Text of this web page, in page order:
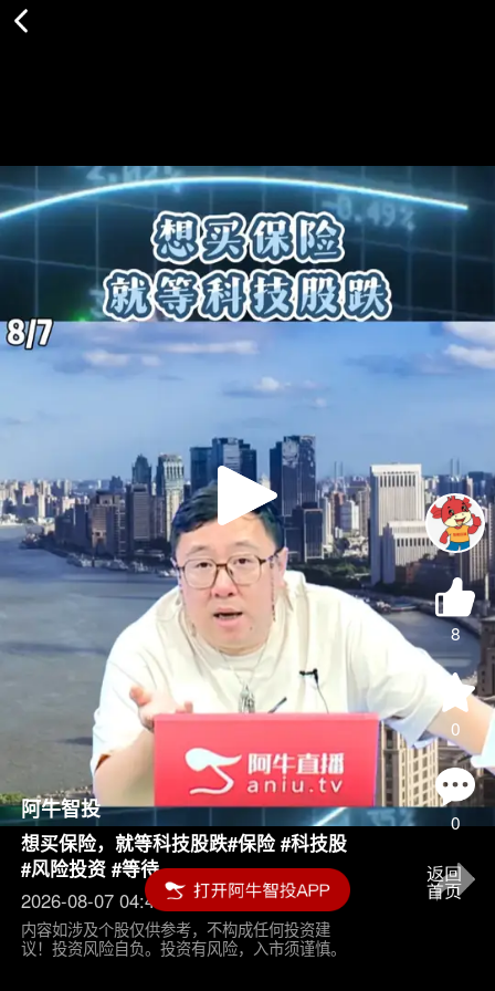
Play
Video
8
0
0
阿牛智投
想买保险，就等科技股跌#保险 #科技股
#风险投资 #等待
2026-08-07 04:45
内容如涉及个股仅供参考，不构成任何投资建
议！投资风险自负。投资有风险，入市须谨慎。